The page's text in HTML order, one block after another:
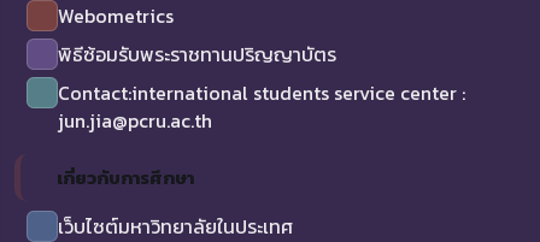
Webometrics
พิธีซ้อมรับพระราชทานปริญญาบัตร
Contact:international students service center :
jun.jia@pcru.ac.th
เกี่ยวกับการศึกษา
เว็บไซต์มหาวิทยาลัยในประเทศ